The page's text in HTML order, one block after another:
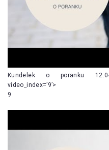
Kundelek o poranku
video_index=’9’>
9